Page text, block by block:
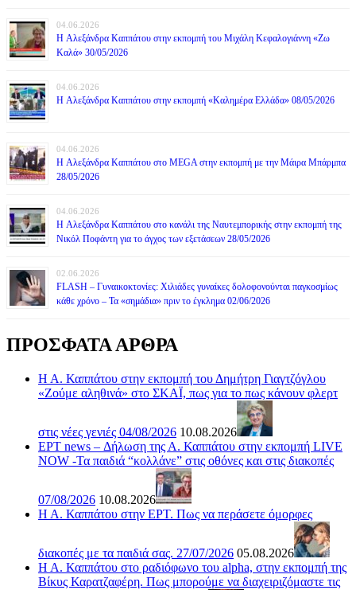
04.06.2026
H Αλεξάνδρα Καππάτου στην εκπομπή του Μιχάλη Κεφαλογιάννη «Ζω
Καλά» 30/05/2026
04.06.2026
H Αλεξάνδρα Καππάτου στην εκπομπή «Καλημέρα Ελλάδα» 08/05/2026
04.06.2026
H Αλεξάνδρα Καππάτου στο MEGA στην εκπομπή με την Μάιρα Mπάρμπα
28/05/2026
04.06.2026
H Αλεξάνδρα Καππάτου στο κανάλι της Ναυτεμπορικής στην εκπομπή της
Νικόλ Ποφάντη για το άγχος των εξετάσεων 28/05/2026
02.06.2026
FLASH – Γυναικοκτονίες: Χιλιάδες γυναίκες δολοφονούνται παγκοσμίως
κάθε χρόνο – Τα «σημάδια» πριν το έγκλημα 02/06/2026
ΠΡΟΣΦΑΤΑ ΑΡΘΡΑ
Η Α. Καππάτου στην εκπομπή του Δημήτρη Γιαγτζόγλου
«Ζούμε αληθινά» στο ΣΚΑΪ, πως για το πως κάνουν φλερτ
στις νέες γενιές 04/08/2026 10.08.2026
ΕΡΤ news – Δήλωση της Α. Καππάτου στην εκπομπή LIVE
NOW -Τα παιδιά “κολλάνε” στις οθόνες και στις διακοπές
07/08/2026 10.08.2026
Η Α. Καππάτου στην ΕΡΤ. Πως να περάσετε όμορφες
διακοπές με τα παιδιά σας. 27/07/2026 05.08.2026
Η Α. Καππάτου στο ραδιόφωνο του alpha, στην εκπομπή της
Βίκυς Καρατζαφέρη. Πως μπορούμε να διαχειριζόμαστε τις